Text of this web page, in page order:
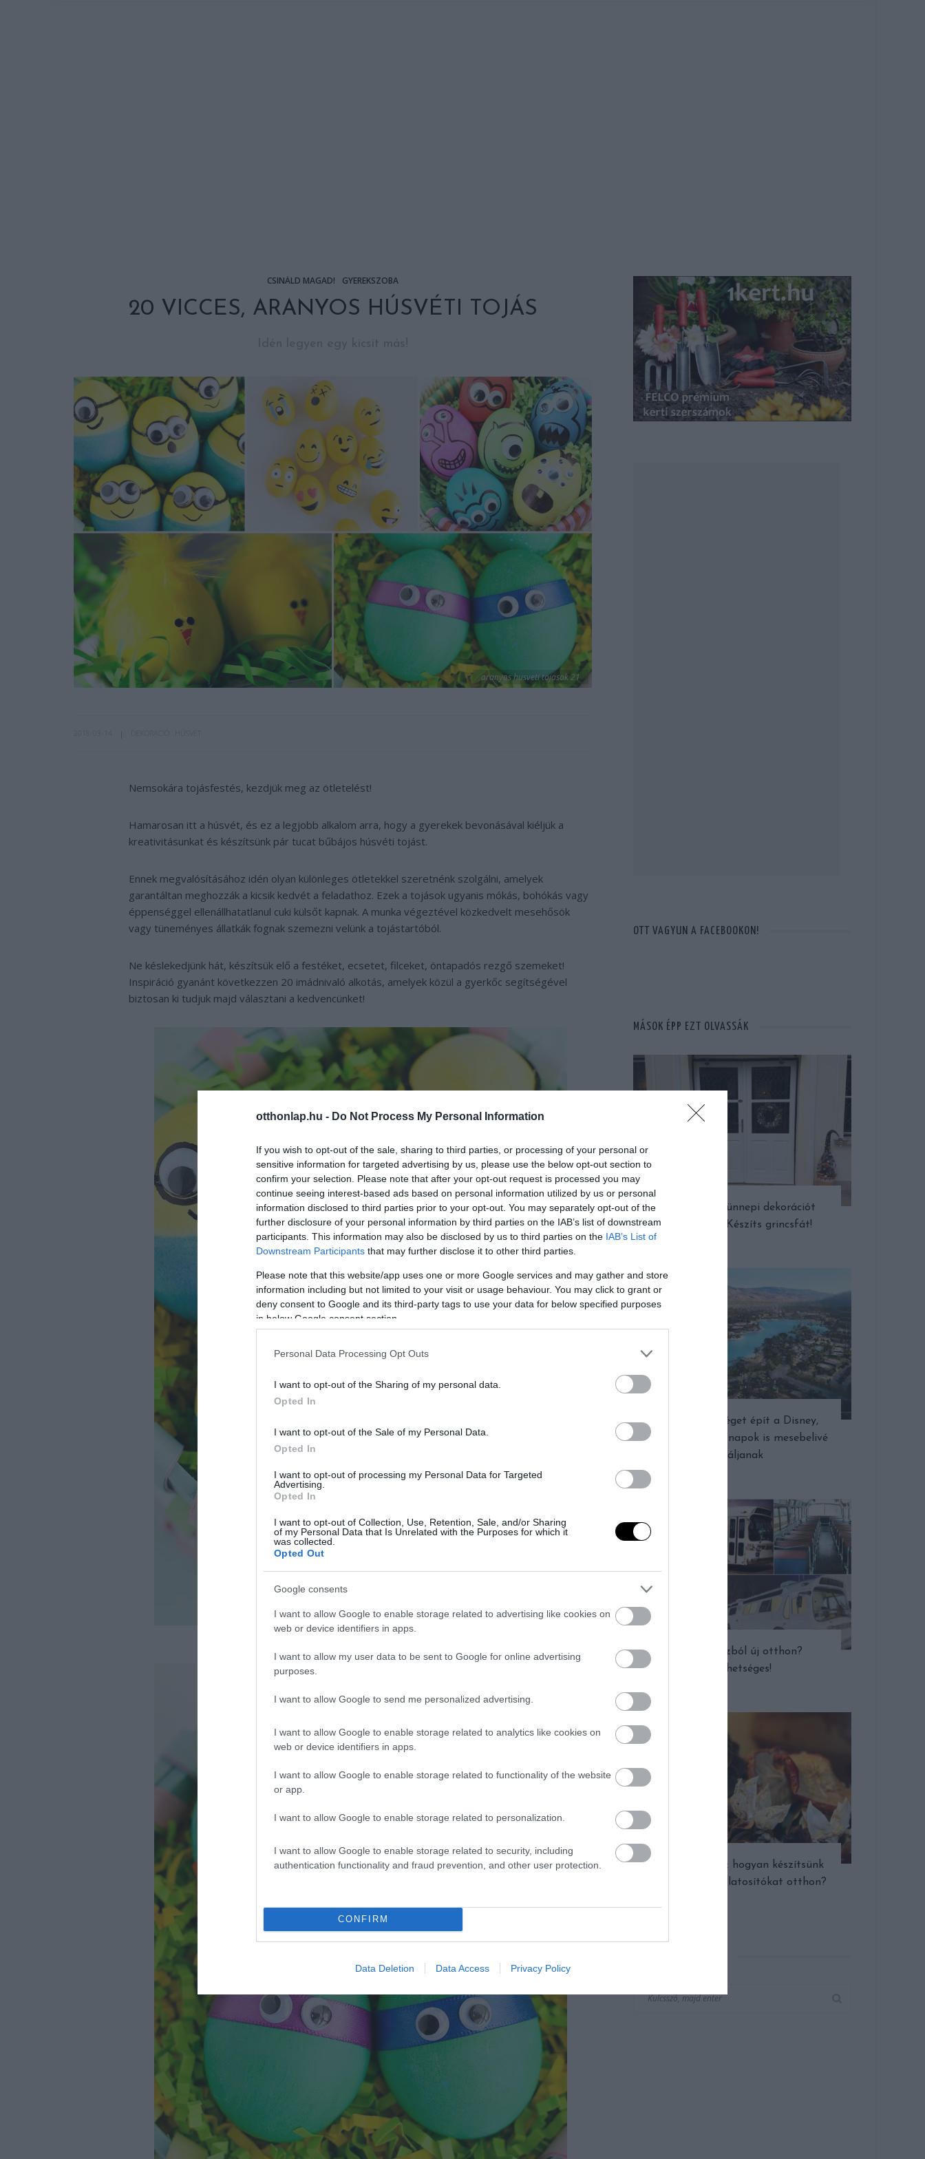
otthonlap.hu - Do Not Process My Personal Information
If you wish to opt-out of the sale, sharing to third parties, or processing of your personal or
sensitive information for targeted advertising by us, please use the below opt-out section to
confirm your selection. Please note that after your opt-out request is processed you may
continue seeing interest-based ads based on personal information utilized by us or personal
information disclosed to third parties prior to your opt-out. You may separately opt-out of the
further disclosure of your personal information by third parties on the IAB’s list of downstream
participants. This information may also be disclosed by us to third parties on the IAB’s List of
Downstream Participants that may further disclose it to other third parties.
Please note that this website/app uses one or more Google services and may gather and store
information including but not limited to your visit or usage behaviour. You may click to grant or
deny consent to Google and its third-party tags to use your data for below specified purposes
in below Google consent section.
Personal Data Processing Opt Outs
I want to opt-out of the Sharing of my personal data.
Opted In
I want to opt-out of the Sale of my Personal Data.
Opted In
I want to opt-out of processing my Personal Data for Targeted
Advertising.
Opted In
I want to opt-out of Collection, Use, Retention, Sale, and/or Sharing
of my Personal Data that Is Unrelated with the Purposes for which it
was collected.
Opted Out
Google consents
I want to allow Google to enable storage related to advertising like cookies on
web or device identifiers in apps.
I want to allow my user data to be sent to Google for online advertising
purposes.
I want to allow Google to send me personalized advertising.
I want to allow Google to enable storage related to analytics like cookies on
web or device identifiers in apps.
I want to allow Google to enable storage related to functionality of the website
or app.
I want to allow Google to enable storage related to personalization.
I want to allow Google to enable storage related to security, including
authentication functionality and fraud prevention, and other user protection.
CONFIRM
Data Deletion Data Access Privacy Policy
CSINÁLD MAGAD! GYEREKSZOBA
20 VICCES, ARANYOS HÚSVÉTI TOJÁS
aranyos husveti tojasok 21
Nemsokára tojásfestés, kezdjük meg az ötletelést!
Hamarosan itt a húsvét, és ez a legjobb alkalom arra, hogy a gyerekek bevonásával kiéljük a
kreativitásunkat és készítsünk pár tucat bűbájos húsvéti tojást.
Ennek megvalósításához idén olyan különleges ötletekkel szeretnénk szolgálni, amelyek
garantáltan meghozzák a kicsik kedvét a feladathoz. Ezek a tojások ugyanis mókás, bohókás vagy
éppenséggel ellenállhatatlanul cuki külsőt kapnak. A munka végeztével közkedvelt mesehősök
vagy tüneményes állatkák fognak szemezni velünk a tojástartóból.
Ne késlekedjünk hát, készítsük elő a festéket, ecsetet, filceket, öntapadós rezgő szemeket!
Inspiráció gyanánt következzen 20 imádnivaló alkotás, amelyek közül a gyerkőc segítségével
biztosan ki tudjuk majd választani a kedvencünket!
OTT VAGYUN A FACEBOOKON!
MÁSOK ÉPP EZT OLVASSÁK
Különleges ünnepi dekorációt
szeretnél? Készíts grincsfát!
Lakóközösséget épít a Disney,
hogy a hétköznapok is mesebelivé
váljanak
Régi buszból új otthon?
Lehetséges!
A lakás illata: hogyan készítsünk
természetes illatosítókat otthon?